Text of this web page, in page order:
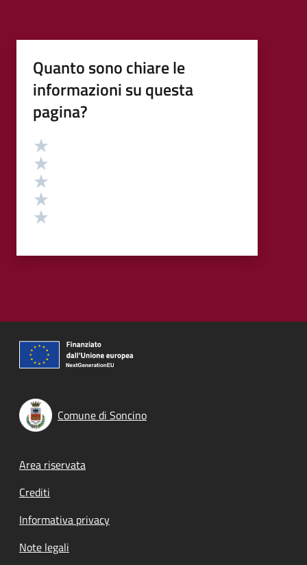
Quanto sono chiare le
informazioni su questa
pagina?
Valutazione
Comune di Soncino
Footer menu
Area riservata
Crediti
Informativa privacy
Note legali